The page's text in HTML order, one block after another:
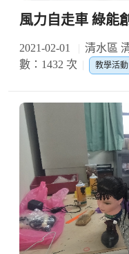
風力自走車 綠能
2021-02-01 清水區
數：1432 次
教學活動